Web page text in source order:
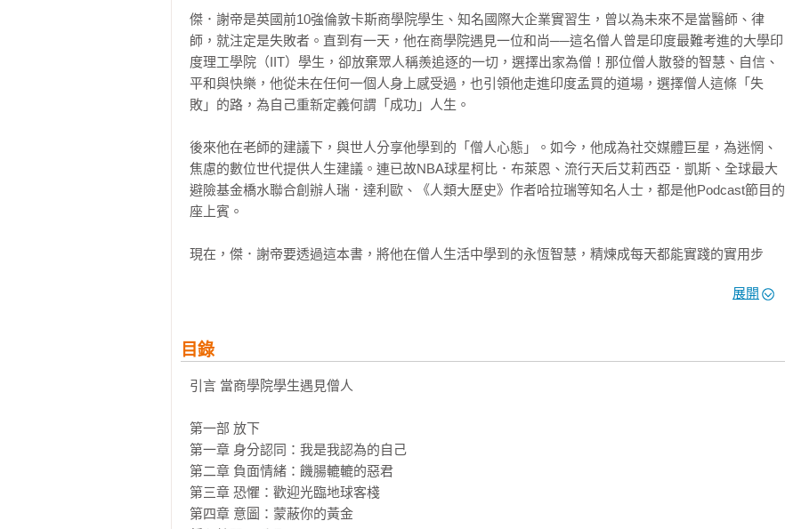
傑．謝帝是英國前10強倫敦卡斯商學院學生、知名國際大企業實習生，曾以為未來不是當醫師、律
師，就注定是失敗者。直到有一天，他在商學院遇見一位和尚──這名僧人曾是印度最難考進的大學印
度理工學院（IIT）學生，卻放棄眾人稱羨追逐的一切，選擇出家為僧！那位僧人散發的智慧、自信、
平和與快樂，他從未在任何一個人身上感受過，也引領他走進印度孟買的道場，選擇僧人這條「失
敗」的路，為自己重新定義何謂「成功」人生。
後來他在老師的建議下，與世人分享他學到的「僧人心態」。如今，他成為社交媒體巨星，為迷惘、
焦慮的數位世代提供人生建議。連已故NBA球星柯比．布萊恩、流行天后艾莉西亞．凱斯、全球最大
避險基金橋水聯合創辦人瑞．達利歐、《人類大歷史》作者哈拉瑞等知名人士，都是他Podcast節目的
座上賓。
現在，傑．謝帝要透過這本書，將他在僧人生活中學到的永恆智慧，精煉成每天都能實踐的實用步
◆失戀時……
相信自己的價值。在親密關係中迷失自己的人，必然會陷入心碎的結局。
◆失落時……
◆失利失勢時……
提醒你留心一手打造出的高高在上神話，也只能維持一段時間；就算你不打破幻相，生命也會替你打
破。
◆失業時……
接受沒了工作收入、卻有了時間研究更多更好職務的事實，還可以多參與家人孩子的事務。時間也是
展開
目錄
引言 當商學院學生遇見僧人
第一部 放下
第一章 身分認同：我是我認為的自己
第二章 負面情緒：饑腸轆轆的惡君
第三章 恐懼：歡迎光臨地球客棧
第四章 意圖：蒙蔽你的黃金